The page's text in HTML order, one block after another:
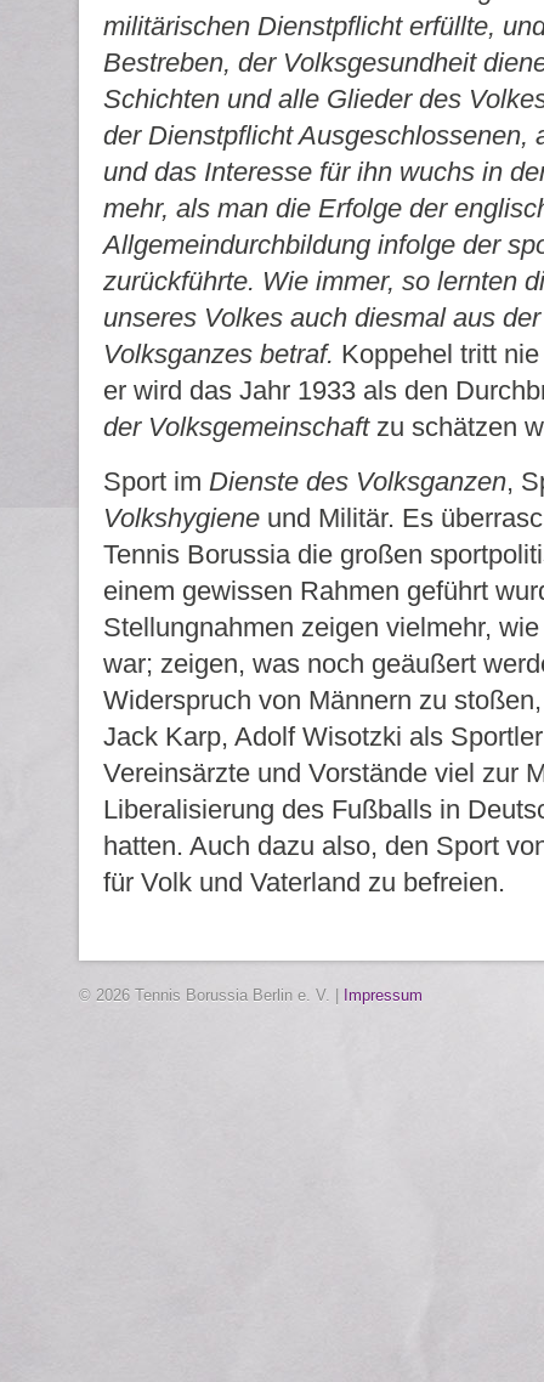
militärischen Dienstpflicht erfüllte,
Bestreben, der Volksgesundheit
Schichten und alle Glieder des
der Dienstpflicht Ausgeschlossenen,
und das Interesse für ihn wuchs in
mehr, als man die Erfolge der
Allgemeindurchbildung infolge der
zurückführte. Wie immer, so lernten
unseres Volkes auch diesmal aus
Volksganzes betraf. Koppehel tritt
er wird das Jahr 1933 als den
der Volksgemeinschaftzu schätzen
Sport im Dienste des Volksganzen,
Volkshygiene und Militär. Es
Tennis Borussia die großen
einem gewissen Rahmen geführt
Stellungnahmen zeigen vielmehr,
war; zeigen, was noch geäußert
Widerspruch von Männern zu
Jack Karp, Adolf Wisotzki als
Vereinsärzte und Vorstände viel zur
Liberalisierung des Fußballs in
hatten. Auch dazu also, den Sport
für Volk und Vaterland zu befreien.
© 2026 Tennis Borussia Berlin e. V. | Impressum